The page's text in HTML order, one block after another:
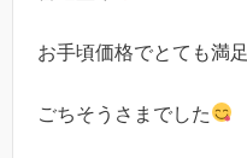
お手頃価格でとても満
ごちそうさまでした